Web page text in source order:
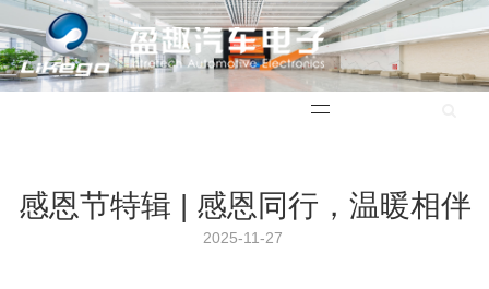
感恩节特辑 | 感恩同行，温暖相伴
2025-11-27 21:13:20